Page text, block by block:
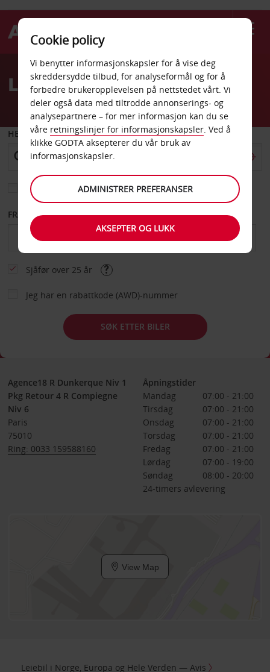
Welcome
AvisLeiebil Gare du Nord
HENT FRA
Velg et annet leveringssted
FRA DATO TIL DATO
Sjåfør over 25 år
Jeg har en rabattkode (AWD)-nummer
SØK ETTER BILER
Agence18 R Dunkerque Niv 1
Pkg Retour 4 R Compiegne
Niv 6
Paris
75010
Ring: 0033 159588160
Åpningstider
Mandag
07:00 - 21:00
Tirsdag
07:00 - 21:00
Onsdag
07:00 - 21:00
Torsdag
07:00 - 21:00
Fredag
07:00 - 21:00
Lørdag
07:00 - 19:00
Søndag
08:00 - 20:00
24-timers avlevering
View Map
Leiebil i Norge, Europa og Hele Verden — Avis
Cookie policy
Vi benytter informasjonskapsler for å vise deg
skreddersydde tilbud, for analyseformål og for å
forbedre brukeropplevelsen på nettstedet vårt. Vi
deler også data med tiltrodde annonserings- og
analysepartnere – for mer informasjon kan du se
våre retningslinjer for informasjonskapsler. Ved å
klikke GODTA aksepterer du vår bruk av
informasjonskapsler.
ADMINISTRER PREFERANSER
AKSEPTER OG LUKK